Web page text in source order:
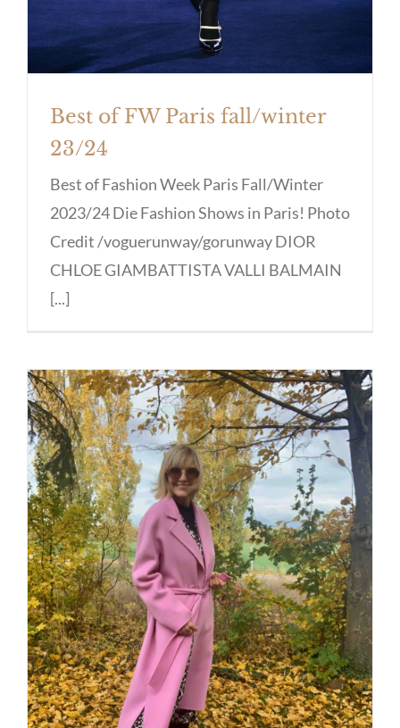
Best of FW Paris fall/winter
23/24
Best of Fashion Week Paris Fall/Winter
2023/24 Die Fashion Shows in Paris! Photo
Credit /voguerunway/gorunway DIOR
CHLOE GIAMBATTISTA VALLI BALMAIN
[...]
Der Mantel